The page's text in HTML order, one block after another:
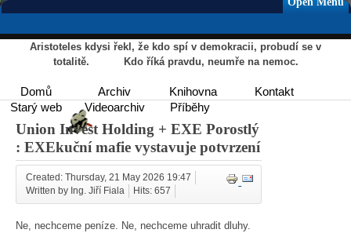
Aristoteles kdysi řekl, že kdo spí v demokracii, probudí se v
totalitě. Kdo říká pravdu, neumře na nemoc.
Domů Archiv Knihovna
Kontakt
Starý web
Videoarchiv Příběhy
Union Invest Holding + EXE Porostlý
: EXEkuční mafie vystavuje potvrzení
Created: Thursday, 21 May 2026 19:47
Written by Ing. Jiří Fiala
Hits: 657
Ne, nechceme peníze. Ne, nechceme uhradit dluhy.